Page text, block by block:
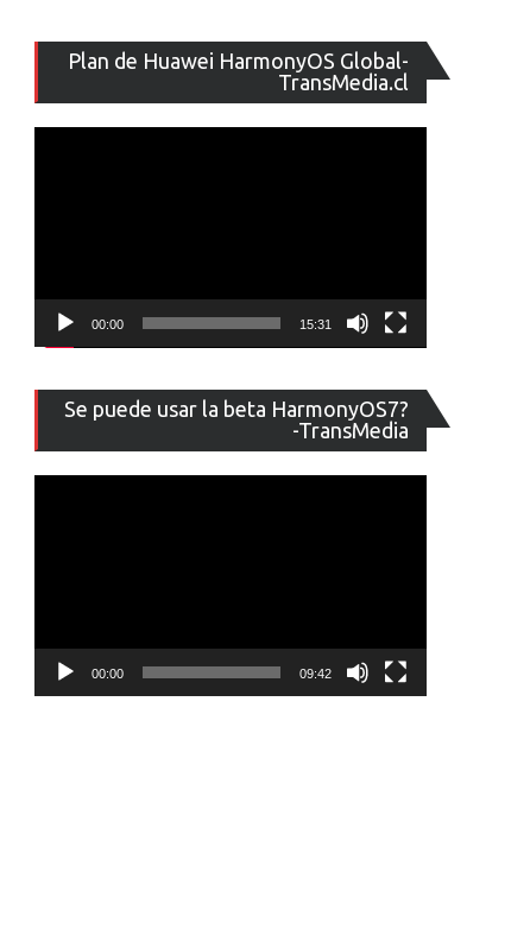
Plan de Huawei HarmonyOS Global-
TransMedia.cl
de
vídeo
00:00 15:31
Se puede usar la beta HarmonyOS7?
-TransMedia
de
vídeo
00:00 09:42